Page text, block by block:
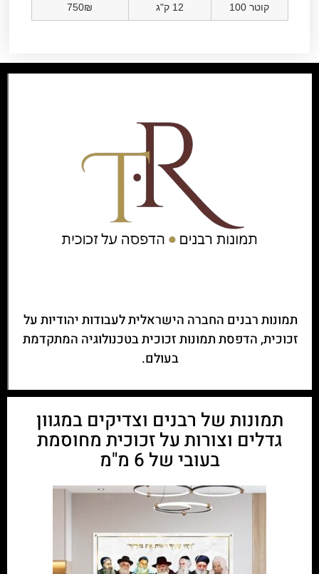
קוטר 100 12 ק"ג 750₪
תמונות רבנים החברה הישראלית לעבודות יהודיות על
זכוכית, הדפסת תמונות זכוכית בטכנולוגיה המתקדמת
בעולם.
תמונות של רבנים וצדיקים במגוון
גדלים וצורות על זכוכית מחוסמת
בעובי של 6 מ"מ